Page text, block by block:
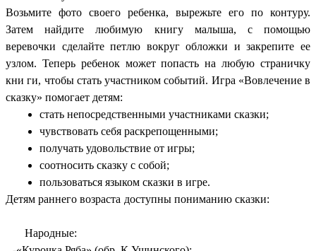
Возьмите фото своего ребенка, вырежьте его по контуру.
Затем найдите любимую книгу малыша, с помощью
веревочки сделайте петлю вокруг обложки и закрепите ее
узлом. Теперь ребенок может попасть на любую страничку
кни ги, чтобы стать участником событий. Игра «Вовлечение в
сказку» помогает детям:
стать непосредственными участниками сказки;
чувствовать себя раскрепощенными;
получать удовольствие от игры;
соотносить сказку с собой;
пользоваться языком сказки в игре.
Детям раннего возраста доступны пониманию сказки:
Народные: